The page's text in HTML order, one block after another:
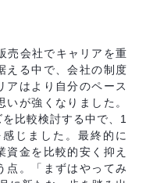
売会社でキャリアを重
える中で、会社の制度
アはより自分のペース
が強くなりました。
比較検討する中で、1
じました。最終的に
資金を比較的安く抑え
点。「まずはやってみ